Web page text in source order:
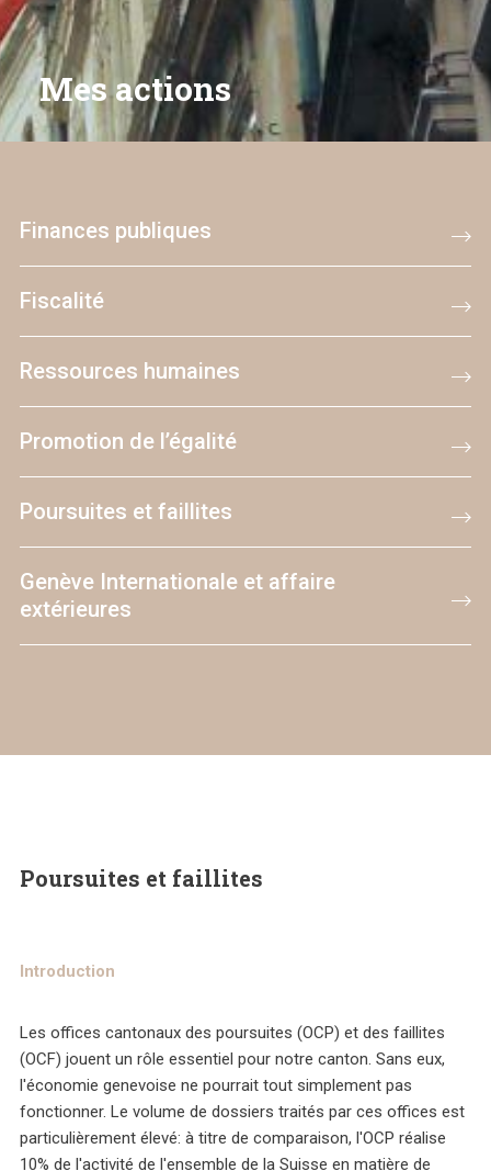
Mes actions
Finances publiques
Fiscalité
Ressources humaines
Promotion de l’égalité
Poursuites et faillites
Genève Internationale et affaire
extérieures
Poursuites et faillites
Introduction
Les offices cantonaux des poursuites (OCP) et des faillites
(OCF) jouent un rôle essentiel pour notre canton. Sans eux,
l'économie genevoise ne pourrait tout simplement pas
fonctionner. Le volume de dossiers traités par ces offices est
particulièrement élevé: à titre de comparaison, l'OCP réalise
10% de l'activité de l'ensemble de la Suisse en matière de